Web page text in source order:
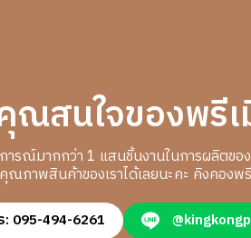
ณสนใจของพรี
ารณ์มากกว่า 1 แสนชิ้นงานในการผลิตขอ
ณภาพสินค้าของเราได้เลยนะคะ คิงคอง
: 095-494-6261